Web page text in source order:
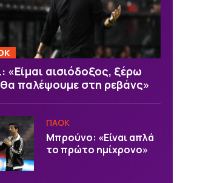
«Είμαι αισιόδοξος, ξέρω
παλέψουμε στη ρεβάνς»
ΠΑΟΚ
Μπρούνο: «Είναι απλά
το πρώτο ημίχρονο»